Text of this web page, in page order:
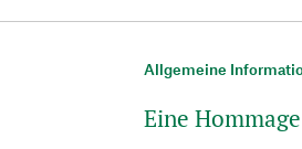
Allgemeine
Eine